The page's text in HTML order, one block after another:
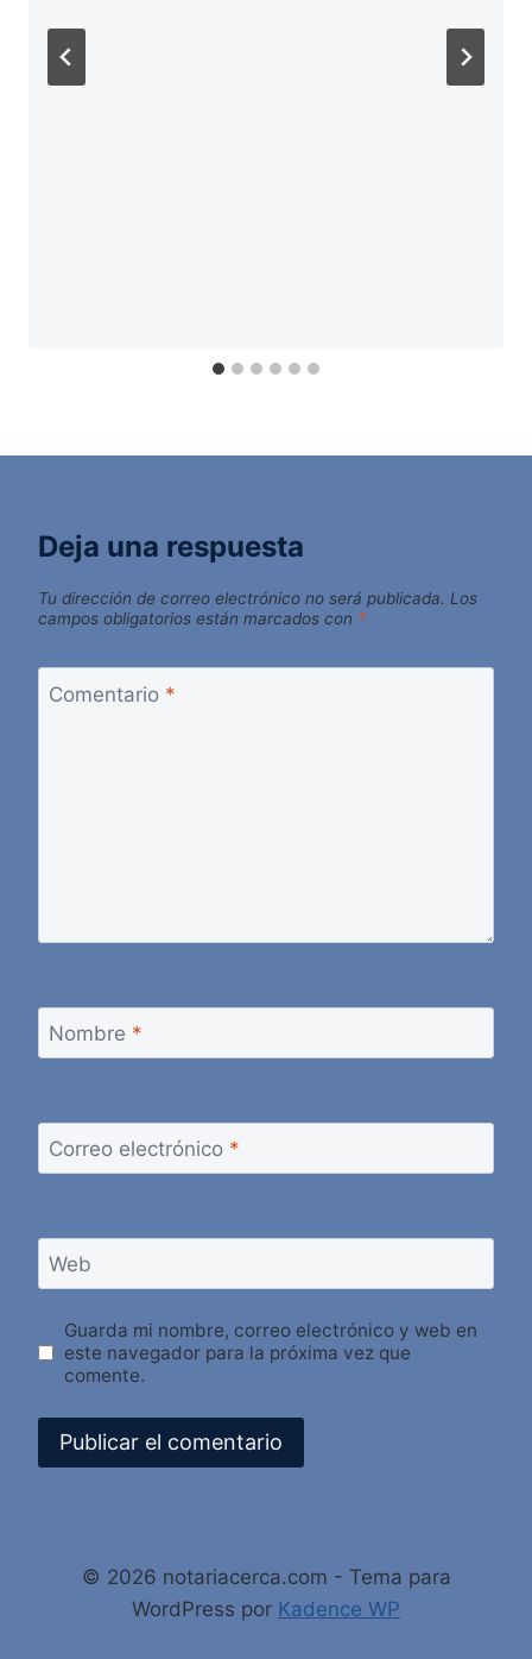
Deja una respuesta
Tu dirección de correo electrónico no será publicada. Los
campos obligatorios están marcados con *
Comentario *
Nombre *
Correo electrónico *
Web
Guarda mi nombre, correo electrónico y web en
este navegador para la próxima vez que
comente.
© 2026 notariacerca.com - Tema para
WordPress por Kadence WP